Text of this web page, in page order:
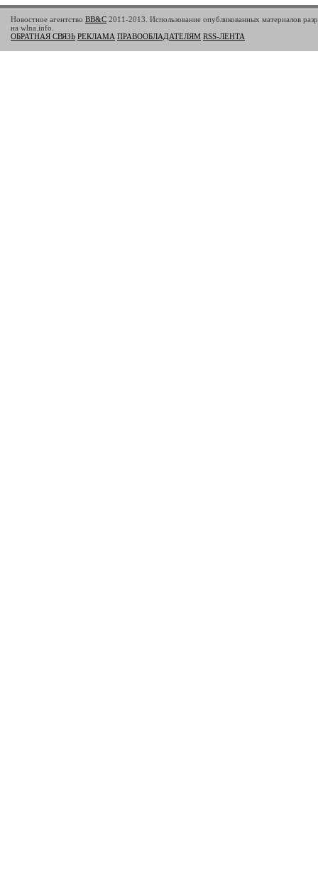
Новостное агентство BB&C 2011-2013. Использование опубликованных материалов
на wlna.info.
ОБРАТНАЯ СВЯЗЬ РЕКЛАМА ПРАВООБЛАДАТЕЛЯМ RSS-ЛЕНТА